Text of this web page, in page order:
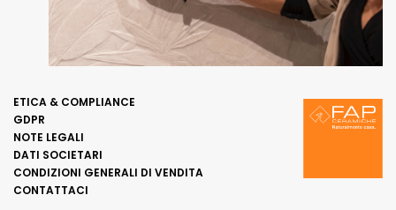
ETICA & COMPLIANCE
GDPR
NOTE LEGALI
DATI SOCIETARI
CONDIZIONI GENERALI DI VENDITA
CONTATTACI